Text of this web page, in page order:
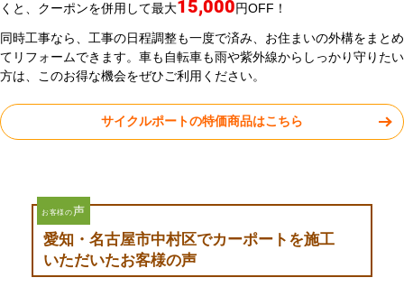
くと、クーポンを併用して最大15,000円OFF！
同時工事なら、工事の日程調整も一度で済み、お住まいの外構をまとめ
てリフォームできます。車も自転車も雨や紫外線からしっかり守りたい
方は、このお得な機会をぜひご利用ください。
サイクルポートの特価商品はこちら
お客様の声
愛知・名古屋市中村区でカーポートを施工
いただいたお客様の声